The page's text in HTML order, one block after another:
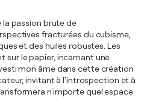
la passion brute de
fracturées du cubisme,
et des huiles robustes. Les
sur le papier, incarnant une
mon âme dans cette création
invitant à l'introspection et à
n'importe quel espace